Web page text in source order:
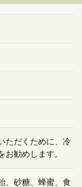
ただくために、冷
お勧めします。
、砂糖、蜂蜜、食